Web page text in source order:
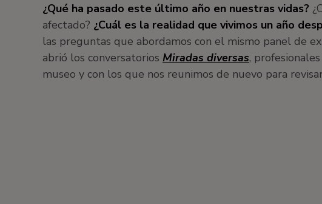
¿Qué ha pasado este último año en nuestras vidas?
afectado? ¿Cuál es la realidad que vivimos un año
las preguntas que abordamos con el mismo panel de
abrió los conversatorios Miradas diversas,
museo y con los que nos reunimos de nuevo para